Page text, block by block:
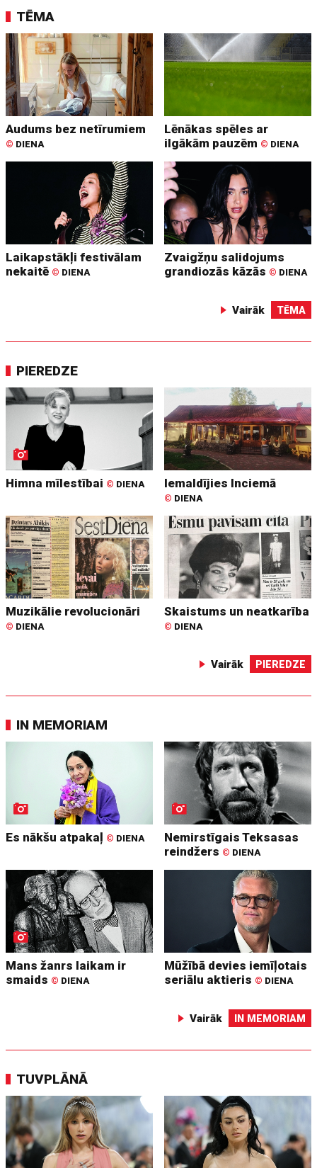
TĒMA
Audums bez netīrumiem
© DIENA
Lēnākas spēles ar
ilgākām pauzēm © DIENA
Laikapstākļi festivālam
nekaitē © DIENA
Zvaigžņu salidojums
grandiozās kāzās © DIENA
Vairāk TĒMA
PIEREDZE
Himna mīlestībai © DIENA Iemaldījies Inciemā
© DIENA
Muzikālie revolucionāri
© DIENA
Skaistums un neatkarība
© DIENA
Vairāk PIEREDZE
IN MEMORIAM
Es nākšu atpakaļ © DIENA
Nemirstīgais Teksasas
reindžers © DIENA
Mans žanrs laikam ir
smaids © DIENA
Mūžībā devies iemīļotais
seriālu aktieris © DIENA
Vairāk IN MEMORIAM
TUVPLĀNĀ